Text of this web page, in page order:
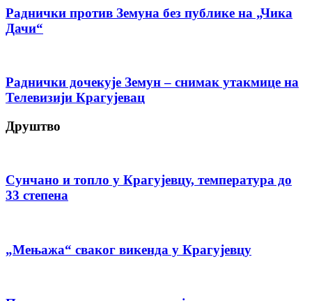
Раднички против Земуна без публике на „Чика
Дачи“
Раднички дочекује Земун – снимак утакмице на
Телевизији Крагујевац
Друштво
Сунчано и топло у Крагујевцу, температура до
33 степена
„Мењажа“ сваког викенда у Крагујевцу